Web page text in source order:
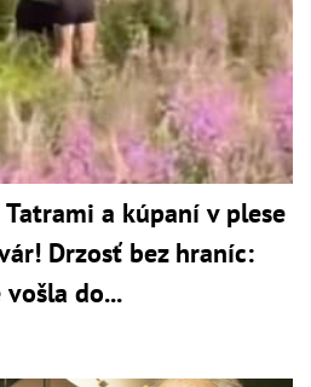
a kúpaní v plese
Drzosť bez hraníc:
do...